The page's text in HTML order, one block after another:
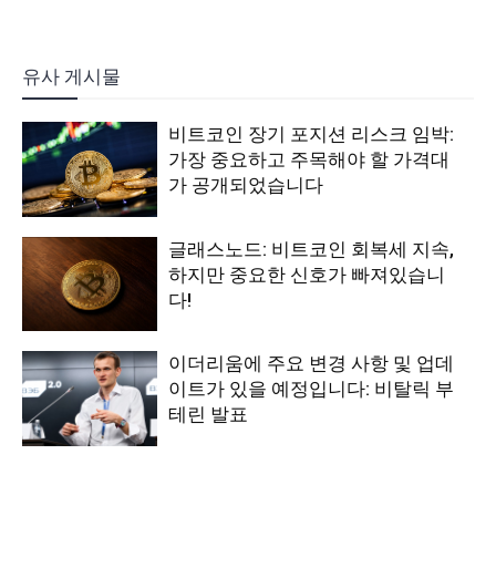
유사 게시물
비트코인 장기 포지션 리스크 임박:
가장 중요하고 주목해야 할 가격대
가 공개되었습니다
글래스노드: 비트코인 회복세 지속,
하지만 중요한 신호가 빠져있습니
다!
이더리움에 주요 변경 사항 및 업데
이트가 있을 예정입니다: 비탈릭 부
테린 발표